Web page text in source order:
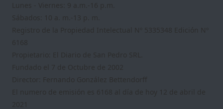
Lunes - Viernes: 9 a.m.-16 p.m.
Sábados: 10 a. m.-13 p. m.
Registro de la Propiedad Intelectual Nº 5335348 Edición Nº
6168
Propietario: El Diario de San Pedro SRL.
Fundado el 7 de Octubre de 2002
Director: Fernando González Bettendorff
El numero de emisión es 6168 al día de hoy 12 de abril de
2021